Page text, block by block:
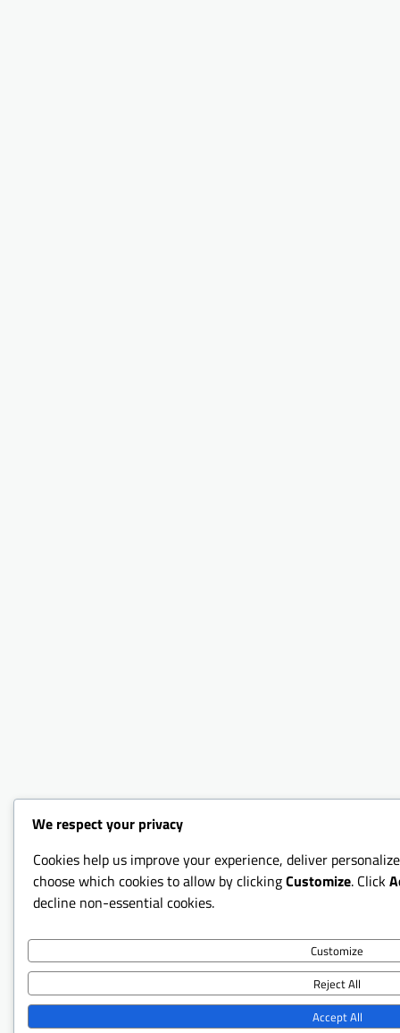
We respect your privacy
Cookies help us improve your experience, deliver
choose which cookies to allow by clickingCustomize. Click
decline non-essential cookies.
Customize
Reject All
Accept All